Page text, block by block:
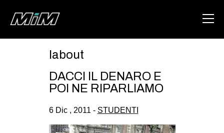
ABOUT
AREA
DEGENERAZIONE
labout
DACCI IL DENARO E
POI NE RIPARLIAMO
6 Dic , 2011 - STUDENTI